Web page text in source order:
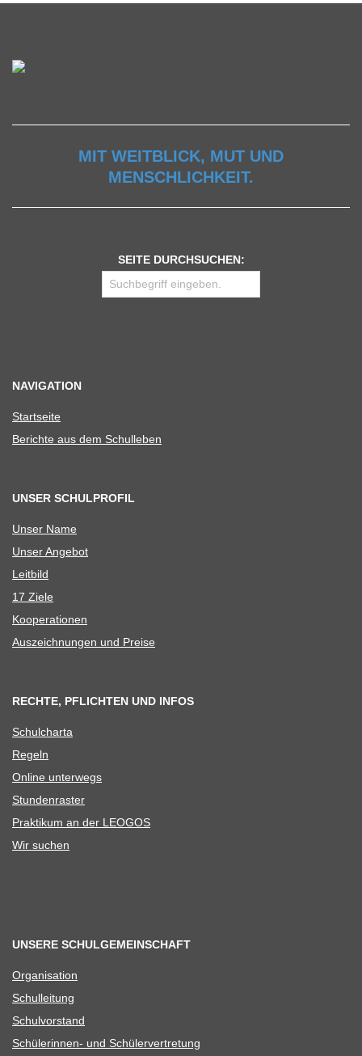
MIT WEITBLICK, MUT UND
MENSCHLICHKEIT.
SEITE DURCHSUCHEN:
NAVIGATION
Start­seite
Berichte aus dem Schulleben
UNSER SCHULPROFIL
Unser Name
Unser Ange­bot
Leit­bild
17 Ziele
Koope­ra­tio­nen
Aus­zeich­nun­gen und Preise
RECHTE, PFLICHTEN UND INFOS
Schul­charta
Regeln
Online unter­wegs
Stun­den­ras­ter
Prak­ti­kum an der LEOGOS
Wir suchen
UNSERE SCHULGEMEINSCHAFT
Orga­ni­sa­tion
Schul­lei­tung
Schul­vor­stand
Schü­le­rin­nen- und Schülervertretung